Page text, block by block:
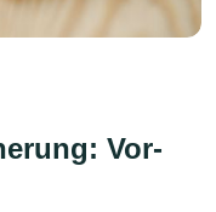
Vor-